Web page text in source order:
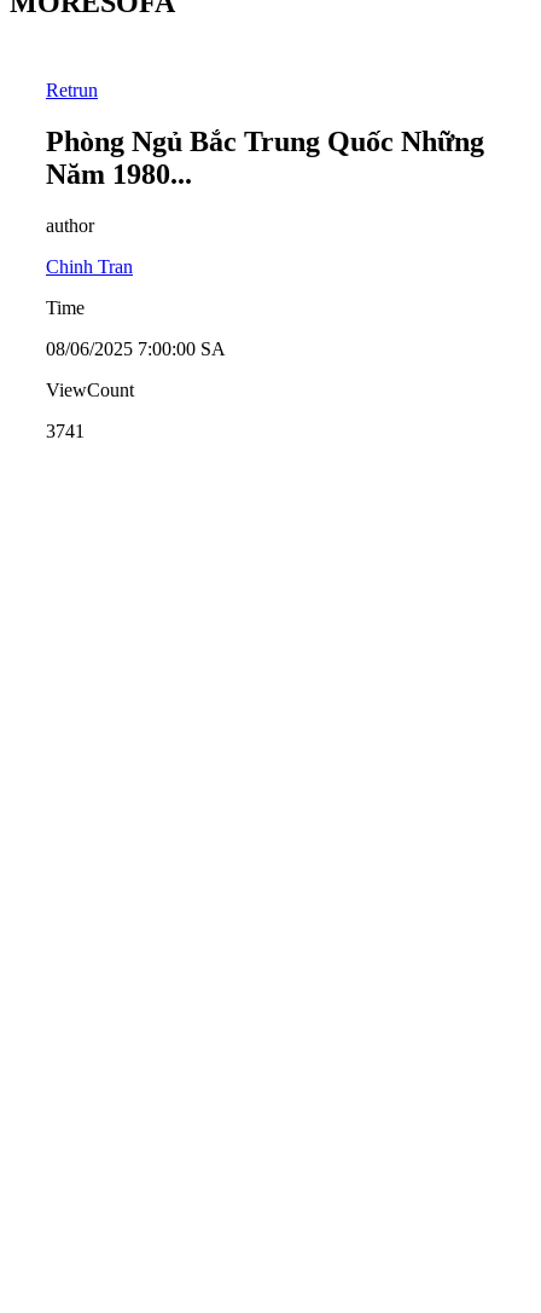
Retrun
Phòng Ngủ Bắc Trung Quốc Những
Năm 1980...
author
Chinh Tran
Time
08/06/2025 7:00:00 SA
ViewCount
3741